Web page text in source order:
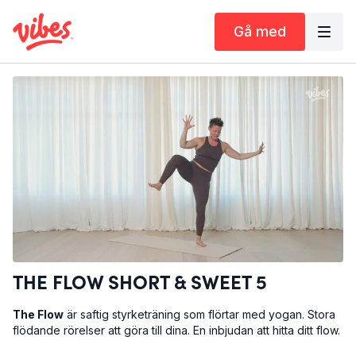
Gå med
THE FLOW SHORT & SWEET 5
The Flow är saftig styrketräning som flörtar med yogan. Stora
flödande rörelser att göra till dina. En inbjudan att hitta ditt flow.